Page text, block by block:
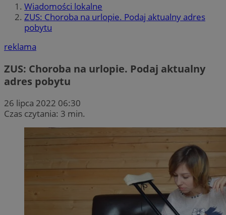
Wiadomości lokalne
ZUS: Choroba na urlopie. Podaj aktualny adres
pobytu
reklama
ZUS: Choroba na urlopie. Podaj aktualny
adres pobytu
26 lipca 2022 06:30
Czas czytania: 3 min.